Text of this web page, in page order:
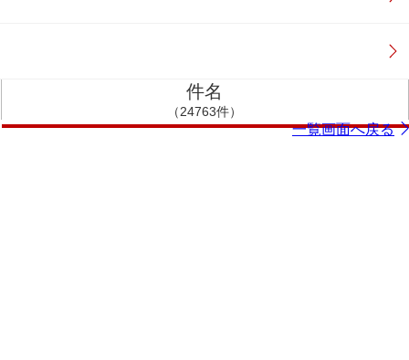
件名
（24763件）
一覧画面へ戻る